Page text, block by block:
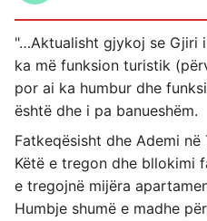
"…Aktualisht gjykoj se Gjiri
ka më funksion turistik
por ai ka humbur dhe
është dhe i pa banueshëm.
Fatkeqësisht dhe Ademi
Këtë e tregon dhe bllokimi
e tregojnë mijëra
Humbje shumë e madhe